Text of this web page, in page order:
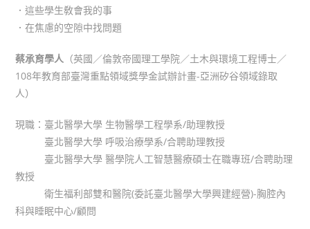
．這些學生敎會我的事
．在焦慮的空隙中找問題
蔡承育學人 （英國／倫敦帝國理工學院／土木與環境工程博士／
108年教育部臺灣重點領域獎學金試辦計畫-亞洲矽谷領域錄取
人）
現職：臺北醫學大學 生物醫學工程學系/助理教授
臺北醫學大學 呼吸治療學系/合聘助理教授
臺北醫學大學 醫學院人工智慧醫療碩士在職專班/合聘助理
教授
衛生福利部雙和醫院(委託臺北醫學大學興建經營)-胸腔內
科與睡眠中心/顧問